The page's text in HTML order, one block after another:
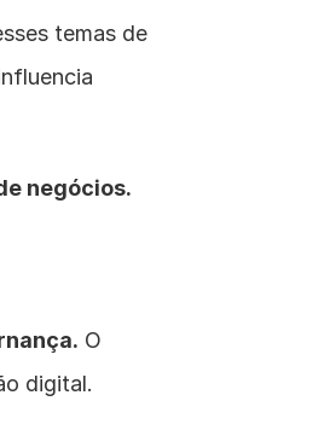
temas de
negócios.
O
digital.